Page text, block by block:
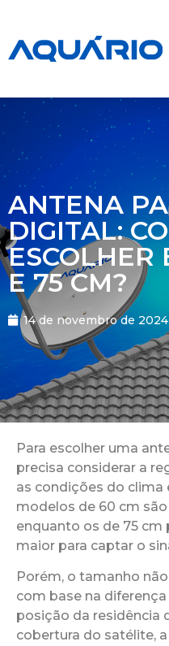
ANTENA
DIGITAL:
ESCOLHER
E 75 CM?
14 de novembro de 2024
Para escolher uma
precisa considerar a
as condições do clima
modelos de 60 cm
enquanto os de 75
maior para captar o
Porém, o tamanho
com base na
posição da residência
cobertura do satélite,